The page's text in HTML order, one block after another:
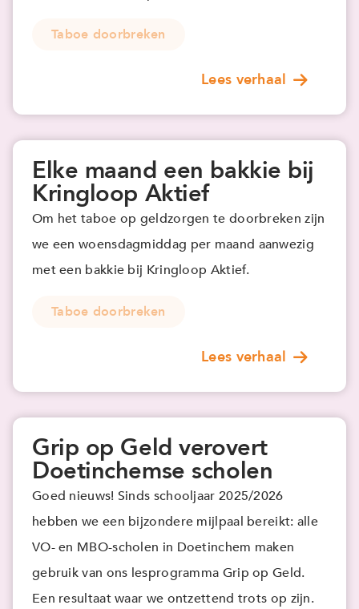
Taboe doorbreken
Lees verhaal
Elke maand een bakkie bij
Kringloop Aktief
Om het taboe op geldzorgen te doorbreken zijn
we een woensdagmiddag per maand aanwezig
met een bakkie bij Kringloop Aktief.
Taboe doorbreken
Lees verhaal
Grip op Geld verovert
Doetinchemse scholen
Goed nieuws! Sinds schooljaar 2025/2026
hebben we een bijzondere mijlpaal bereikt: alle
VO- en MBO-scholen in Doetinchem maken
gebruik van ons lesprogramma Grip op Geld.
Een resultaat waar we ontzettend trots op zijn.